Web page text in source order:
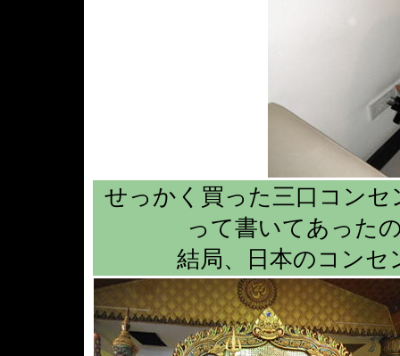
せっかく買った三口コン
って書いてあった
結局、日本のコンセ